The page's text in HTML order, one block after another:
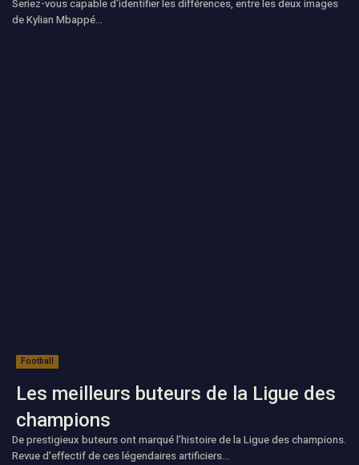
Seriez-vous capable d'identifier les différences, entre les deux images
de Kylian Mbappé...
Football
Les meilleurs buteurs de la Ligue des
champions
De prestigieux buteurs ont marqué l’histoire de la Ligue des champions.
Revue d'effectif de ces légendaires artificiers...